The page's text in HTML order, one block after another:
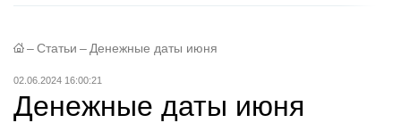
– Статьи – Денежные даты июня
02.06.2024 16:00:21
Денежные даты июня